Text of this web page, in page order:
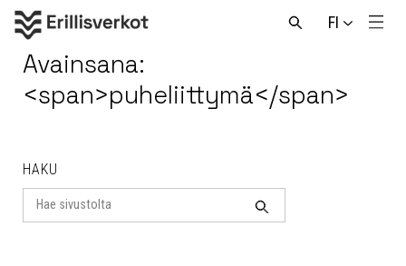
FI
Avaa
Avainsana:
<span>puheliittymä</span>
HAKU
Search
for
Haku